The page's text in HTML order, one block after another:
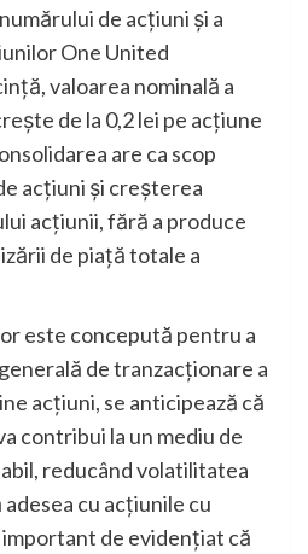
de acțiuni și a
One United
valoarea nominală a
de la 0,2 lei pe acțiune
are ca scop
acțiuni și creșterea
acțiunii, fără a produce
de piață totale a
este concepută pentru a
de tranzacționare a
acțiuni, se anticipează că
contribui la un mediu de
reducând volatilitatea
cu acțiunile cu
de evidențiat că